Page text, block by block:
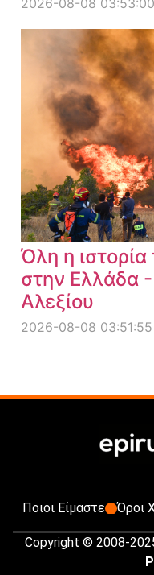
Όλη η
στην Ελλάδα
Αλεξίου
2026-08-08 03:51:55
Ποιοι Είμαστε Όροι
Copyright © 2008-